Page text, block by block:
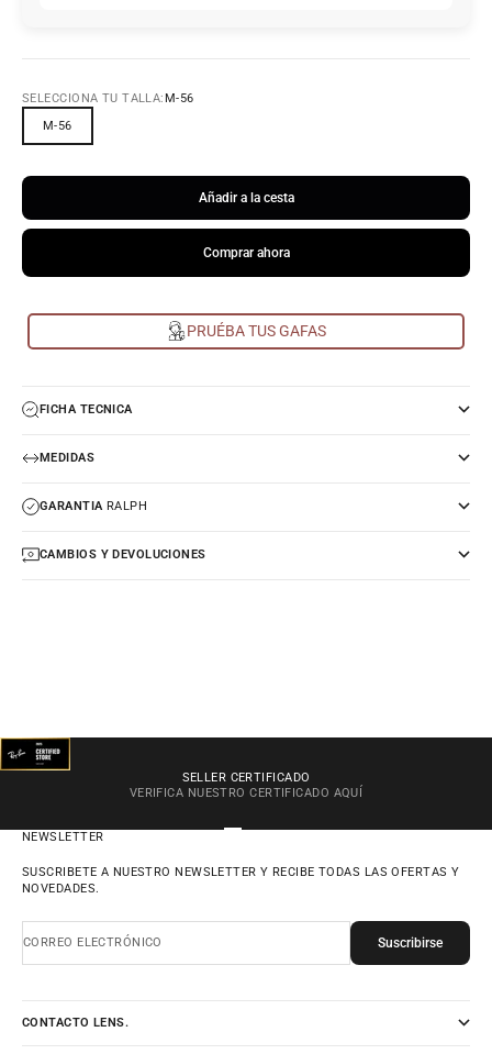
SELECCIONA TU TALLA: M-56
M-56
Añadir a la cesta
Comprar ahora
PRUÉBA TUS GAFAS
FICHA TECNICA
MEDIDAS
GARANTIARALPH
CAMBIOS Y DEVOLUCIONES
SELLER CERTIFICADO
VERIFICA NUESTRO CERTIFICADO AQUÍ
NEWSLETTER
SUSCRIBETE A NUESTRO NEWSLETTER Y RECIBE TODAS LAS OFERTAS Y
NOVEDADES.
CORREO ELECTRÓNICO Suscribirse
CONTACTO LENS.